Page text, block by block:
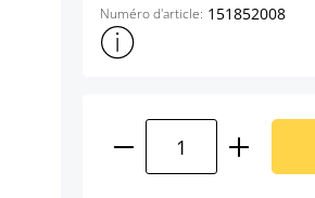
Numéro d'article: 151852008
Afficher plus d'informations
Quantité de